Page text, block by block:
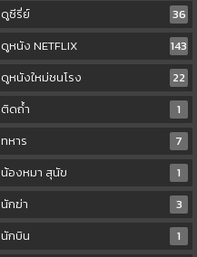
ดูซีรี่ย์
36
ดูหนัง NETFLIX
143
ดูหนังใหม่ชนโรง
22
ติดถ้ำ
1
ทหาร
7
น้องหมา สุนัข
1
นักฆ่า
3
นักบิน
1